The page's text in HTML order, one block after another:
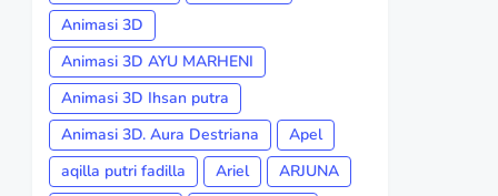
Animasi 3D
Animasi 3D AYU MARHENI
Animasi 3D Ihsan putra
Animasi 3D. Aura Destriana
Apel
aqilla putri fadilla
Ariel
ARJUNA